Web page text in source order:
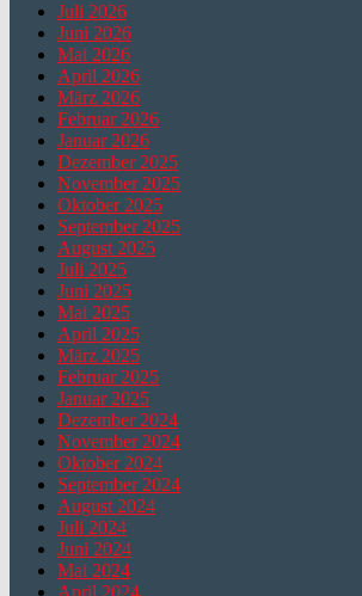
Juli 2026
Juni 2026
Mai 2026
April 2026
März 2026
Februar 2026
Januar 2026
Dezember 2025
November 2025
Oktober 2025
September 2025
August 2025
Juli 2025
Juni 2025
Mai 2025
April 2025
März 2025
Februar 2025
Januar 2025
Dezember 2024
November 2024
Oktober 2024
September 2024
August 2024
Juli 2024
Juni 2024
Mai 2024